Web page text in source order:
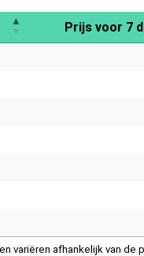
Prijs voor 7
variëren afhankelijk van